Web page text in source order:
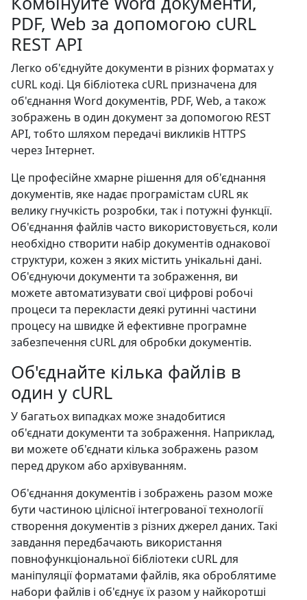
PDF, Web за допомогою cURL
REST API
Легко об'єднуйте документи в різних форматах у
cURL коді. Ця бібліотека cURL призначена для
об'єднання Word документів, PDF, Web, а також
зображень в один документ за допомогою REST
API, тобто шляхом передачі викликів HTTPS
через Інтернет.
Це професійне хмарне рішення для об'єднання
документів, яке надає програмістам cURL як
велику гнучкість розробки, так і потужні функції.
Об'єднання файлів часто використовується, коли
необхідно створити набір документів однакової
структури, кожен з яких містить унікальні дані.
Об'єднуючи документи та зображення, ви
можете автоматизувати свої цифрові робочі
процеси та перекласти деякі рутинні частини
процесу на швидке й ефективне програмне
забезпечення cURL для обробки документів.
Об'єднайте кілька файлів в
один у cURL
У багатьох випадках може знадобитися
об'єднати документи та зображення. Наприклад,
ви можете об'єднати кілька зображень разом
перед друком або архівуванням.
Об'єднання документів і зображень разом може
бути частиною цілісної інтегрованої технології
створення документів з різних джерел даних. Такі
завдання передбачають використання
повнофункціональної бібліотеки cURL для
маніпуляції форматами файлів, яка оброблятиме
набори файлів і об'єднує їх разом у найкоротші